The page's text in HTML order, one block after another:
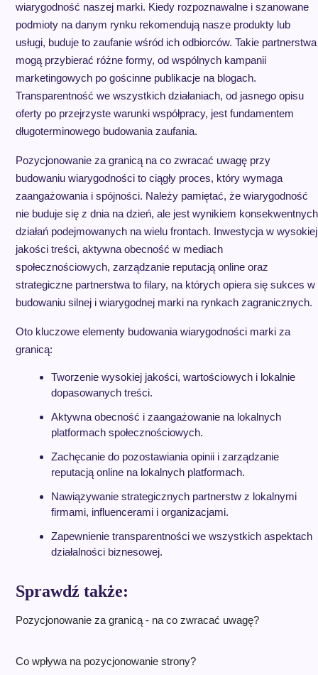
wiarygodność naszej marki. Kiedy rozpoznawalne i szanowane
podmioty na danym rynku rekomendują nasze produkty lub
usługi, buduje to zaufanie wśród ich odbiorców. Takie partnerstwa
mogą przybierać różne formy, od wspólnych kampanii
marketingowych po gościnne publikacje na blogach.
Transparentność we wszystkich działaniach, od jasnego opisu
oferty po przejrzyste warunki współpracy, jest fundamentem
długoterminowego budowania zaufania.
Pozycjonowanie za granicą na co zwracać uwagę przy
budowaniu wiarygodności to ciągły proces, który wymaga
zaangażowania i spójności. Należy pamiętać, że wiarygodność
nie buduje się z dnia na dzień, ale jest wynikiem konsekwentnych
działań podejmowanych na wielu frontach. Inwestycja w wysokiej
jakości treści, aktywna obecność w mediach
społecznościowych, zarządzanie reputacją online oraz
strategiczne partnerstwa to filary, na których opiera się sukces w
budowaniu silnej i wiarygodnej marki na rynkach zagranicznych.
Oto kluczowe elementy budowania wiarygodności marki za
granicą:
Tworzenie wysokiej jakości, wartościowych i lokalnie
dopasowanych treści.
Aktywna obecność i zaangażowanie na lokalnych
platformach społecznościowych.
Zachęcanie do pozostawiania opinii i zarządzanie
reputacją online na lokalnych platformach.
Nawiązywanie strategicznych partnerstw z lokalnymi
firmami, influencerami i organizacjami.
Zapewnienie transparentności we wszystkich aspektach
działalności biznesowej.
Sprawdź także:
Pozycjonowanie za granicą - na co zwracać uwagę?
Co wpływa na pozycjonowanie strony?